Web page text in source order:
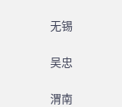
无锡
吴忠
渭南